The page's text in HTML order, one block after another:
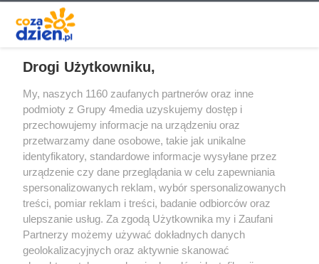
Redakcja Reklama Prywatność
Praca Łódź
the:protocol
Drogi Użytkowniku,
My, naszych 1160 zaufanych partnerów oraz inne
podmioty z Grupy 4media uzyskujemy dostęp i
przechowujemy informacje na urządzeniu oraz
przetwarzamy dane osobowe, takie jak unikalne
identyfikatory, standardowe informacje wysyłane przez
urządzenie czy dane przeglądania w celu zapewniania
spersonalizowanych reklam, wybór spersonalizowanych
treści, pomiar reklam i treści, badanie odbiorców oraz
ulepszanie usług. Za zgodą Użytkownika my i Zaufani
Partnerzy możemy używać dokładnych danych
geolokalizacyjnych oraz aktywnie skanować